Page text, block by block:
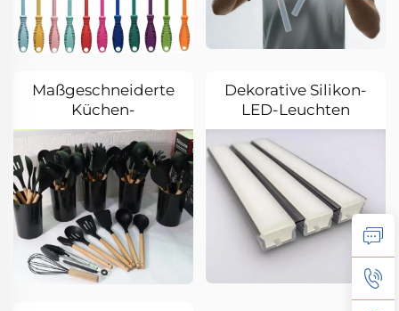
Maßgeschneiderte
Küchen-
Silikonprodukte
Dekorative Silikon-
LED-Leuchten